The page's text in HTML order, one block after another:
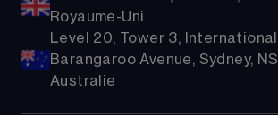
Royaume-Uni
Level 20, Tower 3,
Barangaroo Avenue, Sydney,
Australie